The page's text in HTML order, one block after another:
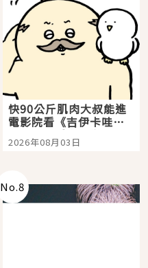
快90公斤肌肉大叔能進
電影院看《吉伊卡哇》
嗎？日本重金屬樂團
「打首」會長與nagano
2026年08月03日
No.8